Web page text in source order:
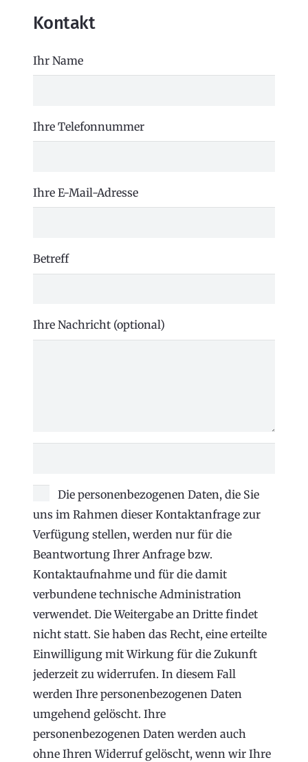
Kontakt
Ihr Name
Ihre Telefonnummer
Ihre E-Mail-Adresse
Betreff
Ihre Nachricht (optional)
Die personenbezogenen Daten, die Sie
uns im Rahmen dieser Kontaktanfrage zur
Verfügung stellen, werden nur für die
Beantwortung Ihrer Anfrage bzw.
Kontaktaufnahme und für die damit
verbundene technische Administration
verwendet. Die Weitergabe an Dritte findet
nicht statt. Sie haben das Recht, eine erteilte
Einwilligung mit Wirkung für die Zukunft
jederzeit zu widerrufen. In diesem Fall
werden Ihre personenbezogenen Daten
umgehend gelöscht. Ihre
personenbezogenen Daten werden auch
ohne Ihren Widerruf gelöscht, wenn wir Ihre